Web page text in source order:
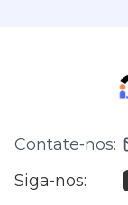
Contate‑nos:
Siga‑nos: